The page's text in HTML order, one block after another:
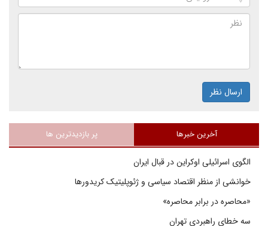
ارسال نظر
آخرین خبرها پر بازدیدترین ها
الگوی اسرائیلی اوکراین در قبال ایران
خوانشی از منظر اقتصاد سیاسی و ژئوپلیتیک کریدورها
«محاصره در برابر محاصره»
سه خطای راهبردی تهران